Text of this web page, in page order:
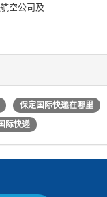
空公司及
保定国际快递在哪里
际快递